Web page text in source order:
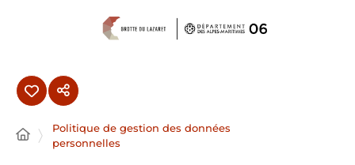
Politique de gestion des données
personnelles